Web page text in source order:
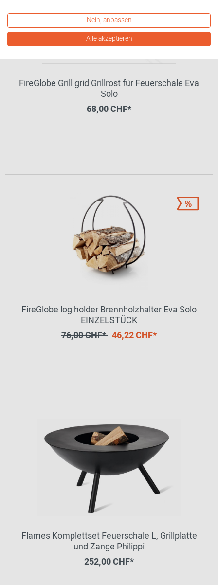
FireGlobe Grill grid Grillrost für Feuerschale Eva
Solo
68,00 CHF*
FireGlobe log holder Brennholzhalter Eva Solo
EINZELSTÜCK
76,00 CHF* 46,22 CHF*
Flames Komplettset Feuerschale L, Grillplatte
und Zange Philippi
252,00 CHF*
Nein, anpassen
Alle akzeptieren